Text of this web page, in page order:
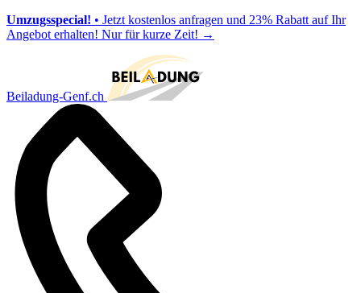
Umzugsspecial! • Jetzt kostenlos anfragen und 23% Rabatt auf Ihr
Angebot erhalten! Nur für kurze Zeit! →
Beiladung-Genf.ch